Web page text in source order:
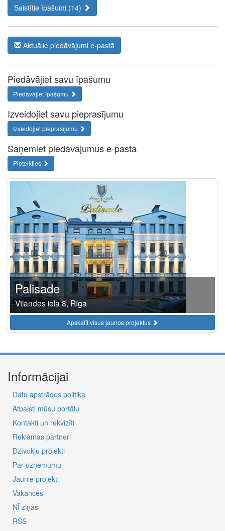
Saistītie īpašumi (14)
Aktuālie piedāvājumi e-pastā
Piedāvājiet savu īpašumu
Piedāvājiet īpašumu
Izveidojiet savu pieprasījumu
Izveidojiet pieprasījumu
Saņemiet piedāvājumus e-pastā
Pieteikties
Palisade
Vīlandes iela 8, Rīga
Apskatīt visus jaunos projektus
Informācijai
Datu apstrādes politika
Atbalsti mūsu portālu
Kontakti un rekvizīti
Reklāmas partneri
Dzīvokļu projekti
Par uzņēmumu
Jaunie projekti
Vakances
NĪ ziņas
RSS